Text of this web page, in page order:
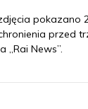
pokazano
przed
„Rai News”.